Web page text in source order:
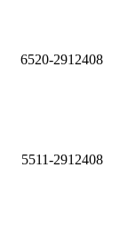
6520-2912408
5511-2912408